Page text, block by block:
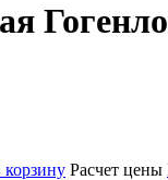
корзину Расчет цены